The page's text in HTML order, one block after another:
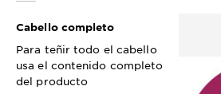
Cabello completo
Para teñir todo el cabello
usa el contenido completo
del producto